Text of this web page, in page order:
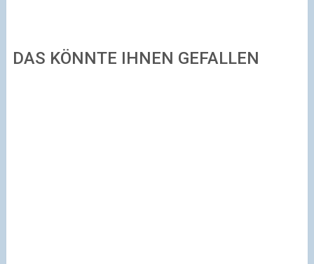
DAS KÖNNTE IHNEN GEFALLEN